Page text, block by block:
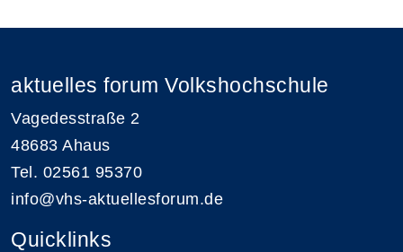
aktuelles forum Volkshochschule
Vagedesstraße 2
48683 Ahaus
Tel. 02561 95370
info@vhs-aktuellesforum.de
Quicklinks